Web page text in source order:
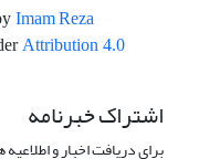
Imam Reza
Attribution 4.0
اشتراک خبرنامه
برای دریافت اخبار و